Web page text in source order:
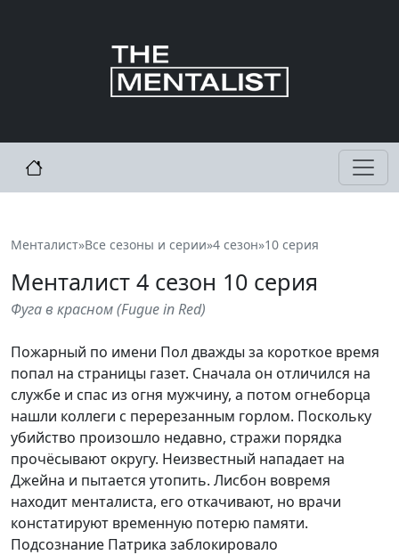
Менталист»Все сезоны и серии»4 сезон»10 серия
Менталист 4 сезон 10 серия
Фуга в красном(Fugue in Red)
Пожарный по имени Пол дважды за короткое время
попал на страницы газет. Сначала он отличился на
службе и спас из огня мужчину, а потом огнеборца
нашли коллеги с перерезанным горлом. Поскольку
убийство произошло недавно, стражи порядка
прочёсывают округу. Неизвестный нападает на
Джейна и пытается утопить. Лисбон вовремя
находит менталиста, его откачивают, но врачи
констатируют временную потерю памяти.
Подсознание Патрика заблокировало